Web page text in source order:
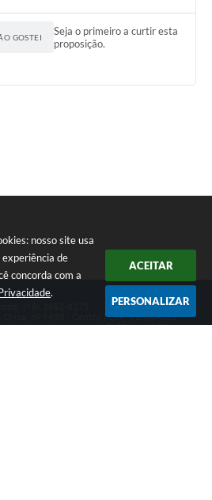
nosso site usa
de
concorda com a
.
ACEITAR
PERSONALIZAR
de Barros – Centro
GOSTEI
Seja o primeiro a curtir esta
proposição.
Chica, nº 1450 - Centro | CEP: 16300-005
de segunda a sexta da 8h00 às 16h00